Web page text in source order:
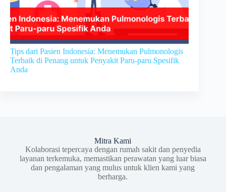
Tips dari Pasien Indonesia: Menemukan Pulmonologis
Terbaik di Penang untuk Penyakit Paru-paru Spesifik
Anda
Mitra Kami
Kolaborasi tepercaya dengan rumah sakit dan penyedia
layanan terkemuka, memastikan perawatan yang luar biasa
dan pengalaman yang mulus untuk klien kami yang
berharga.